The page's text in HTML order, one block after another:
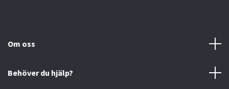
Om oss
Behöver du hjälp?